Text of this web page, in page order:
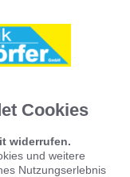
Cookies
widerrufen.
und weitere
Nutzungserlebnis